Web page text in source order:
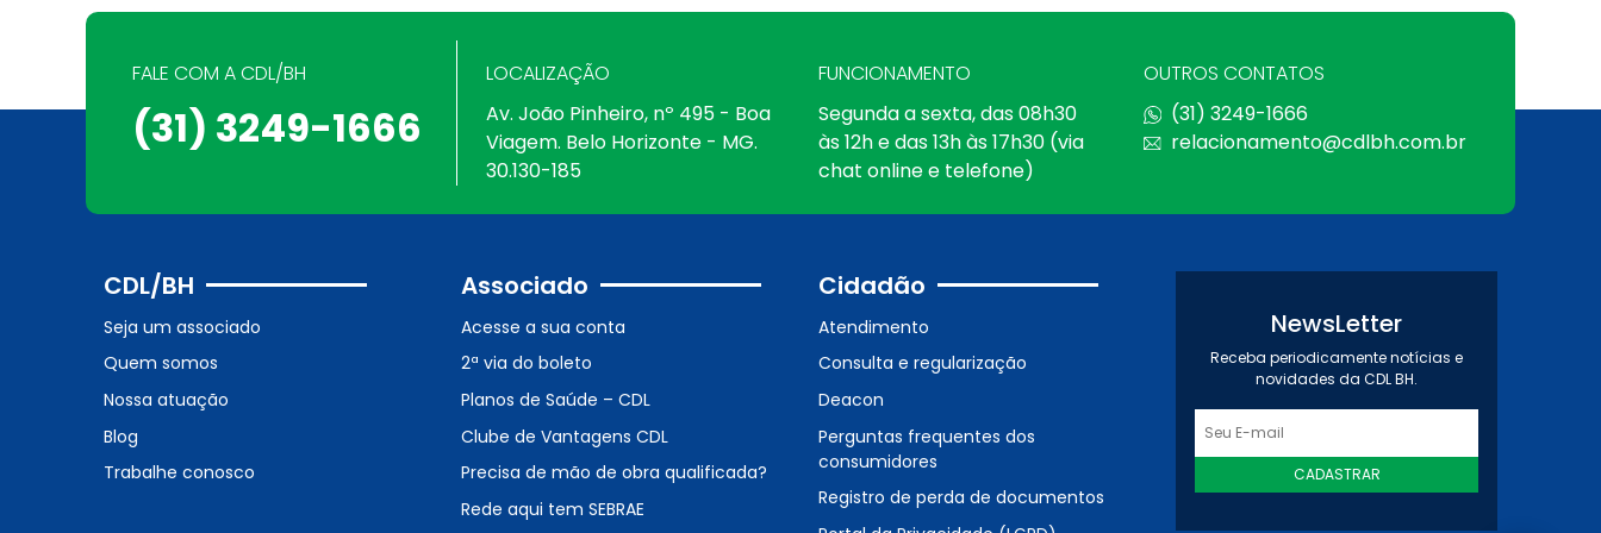
FALE COM A CDL/BH
(31) 3249-1666
LOCALIZAÇÃO
Av. João Pinheiro, nº 495 - Boa
Viagem. Belo Horizonte - MG.
30.130-185
FUNCIONAMENTO
Segunda a sexta, das 08h30
às 12h e das 13h às 17h30 (via
chat online e telefone)
OUTROS CONTATOS
(31) 3249-1666
relacionamento@cdlbh.com.br
CDL/BH
Seja um associado
Quem somos
Nossa atuação
Blog
Trabalhe conosco
Associado
Acesse a sua conta
2ª via do boleto
Planos de Saúde – CDL
Clube de Vantagens CDL
Precisa de mão de obra qualificada?
Rede aqui tem SEBRAE
Cidadão
Atendimento
Consulta e regularização
Deacon
Perguntas frequentes dos
consumidores
Registro de perda de documentos
NewsLetter
Receba periodicamente notícias e
novidades da CDL BH.
CADASTRAR